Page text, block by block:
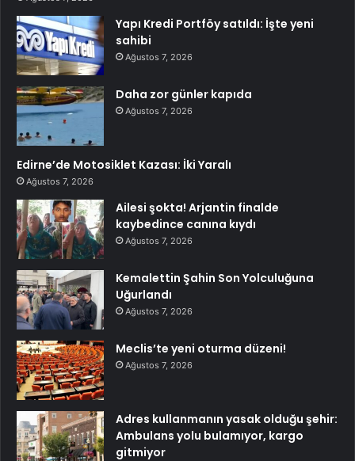
Yapı Kredi Portföy satıldı: İşte yeni
sahibi
Ağustos 7, 2026
Daha zor günler kapıda
Ağustos 7, 2026
Edirne’de Motosiklet Kazası: İki Yaralı
Ağustos 7, 2026
Ailesi şokta! Arjantin finalde
kaybedince canına kıydı
Ağustos 7, 2026
Kemalettin Şahin Son Yolculuğuna
Uğurlandı
Ağustos 7, 2026
Meclis’te yeni oturma düzeni!
Ağustos 7, 2026
Adres kullanmanın yasak olduğu şehir:
Ambulans yolu bulamıyor, kargo
gitmiyor